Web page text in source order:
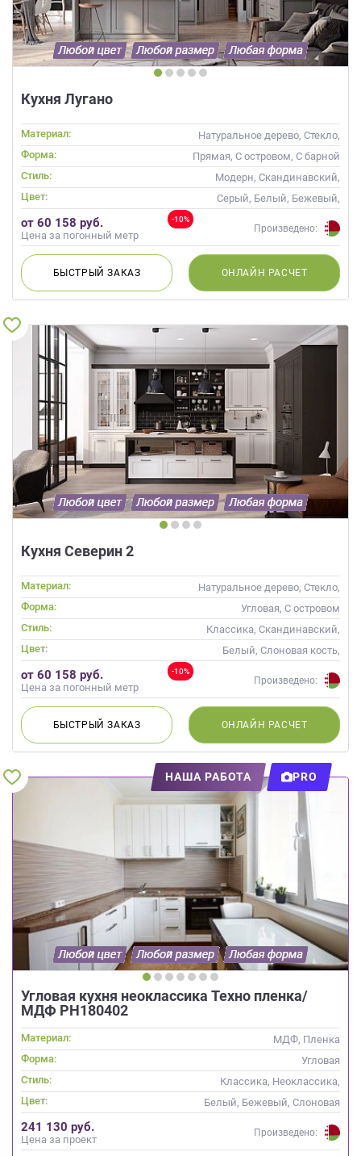
Кухня Лугано
Материал:
Натуральное дерево, Стекло,
Массив
Форма:
Прямая, С островом, С барной
стойкой
Стиль:
Модерн, Скандинавский,
Неоклассика, Современные
Цвет:
Серый, Белый, Бежевый,
Слоновая кость, Кремовый,
Капучино, Белый верх темный
-10%
от 60 158 руб.
Цена за погонный метр
Произведено:
БЫСТРЫЙЗАКАЗ ОНЛАЙН РАСЧЕТ
Кухня Северин 2
Материал:
Натуральное дерево, Стекло,
Массив
Форма:
Угловая, С островом
Стиль:
Классика, Скандинавский,
Неоклассика
Цвет:
Белый, Слоновая кость,
Коричневый
-10%
от 60 158 руб.
Цена за погонный метр
Произведено:
БЫСТРЫЙЗАКАЗ ОНЛАЙН РАСЧЕТ
НАША РАБОТА PRO
Угловая кухня неоклассика Техно пленка/
МДФ РН180402
Материал:
МДФ, Пленка
Форма:
Угловая
Стиль:
Классика, Неоклассика,
Скандинавский
Цвет:
Белый, Бежевый, Слоновая
кость
241 130 руб.
Цена за проект
Произведено: